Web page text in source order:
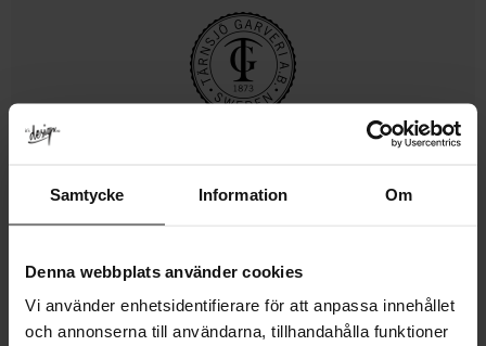
Samtycke Information Om
Denna webbplats använder cookies
Vi använder enhetsidentifierare för att anpassa innehållet
och annonserna till användarna, tillhandahålla funktioner
MERE INFORMATION